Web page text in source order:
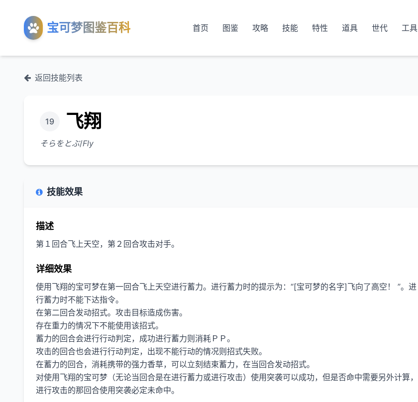
宝可梦图鉴百科 首页 图鉴 攻略 技能 特性 道具 世代 工具
返回技能列表
19 飞翔
そらをとぶ/Fly
技能效果
描述
第１回合飞上天空，第２回合攻击对手。
详细效果
使用飞翔的宝可梦在第一回合飞上天空进行蓄力。进行蓄力时的提示为：“[宝可梦的名字]飞向了高空！ ”。进
行蓄力时不能下达指令。
在第二回合发动招式。攻击目标造成伤害。
存在重力的情况下不能使用该招式。
蓄力的回合会进行行动判定，成功进行蓄力则消耗ＰＰ。
攻击的回合也会进行行动判定，出现不能行动的情况则招式失败。
在蓄力的回合，消耗携带的强力香草，可以立刻结束蓄力，在当回合发动招式。
对使用飞翔的宝可梦（无论当回合是在进行蓄力或进行攻击）使用突袭可以成功，但是否命中需要另外计算，
进行攻击的那回合使用突袭必定未命中。